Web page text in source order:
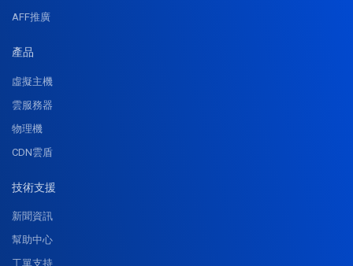
AFF推廣
產品
虛擬主機
雲服務器
物理機
CDN雲盾
技術支援
新聞資訊
幫助中心
工單支持